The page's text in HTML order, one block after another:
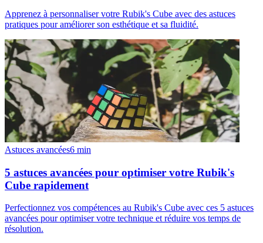
Apprenez à personnaliser votre Rubik's Cube avec des astuces
pratiques pour améliorer son esthétique et sa fluidité.
Astuces avancées6 min
5 astuces avancées pour optimiser votre Rubik's
Cube rapidement
Perfectionnez vos compétences au Rubik's Cube avec ces 5 astuces
avancées pour optimiser votre technique et réduire vos temps de
résolution.